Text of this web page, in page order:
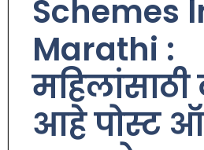
Schemes
Marathi :
महिलांसाठी
आहे पोस्ट